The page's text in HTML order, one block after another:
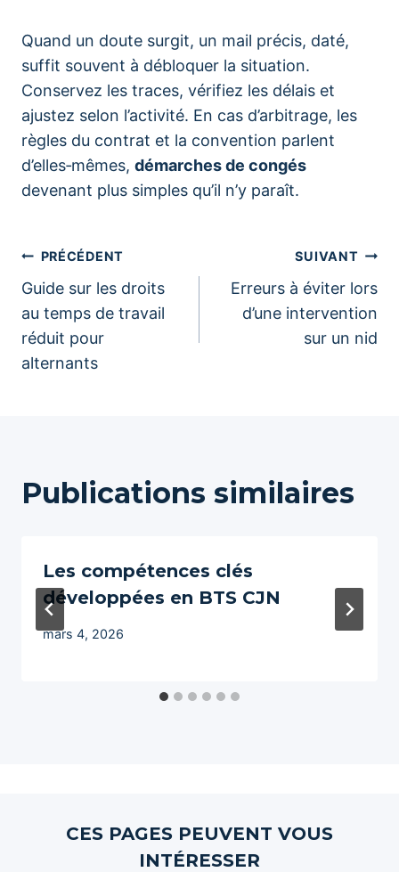
Quand un doute surgit, un mail précis, daté,
suffit souvent à débloquer la situation.
Conservez les traces, vérifiez les délais et
ajustez selon l’activité. En cas d’arbitrage, les
règles du contrat et la convention parlent
d’elles‑mêmes, démarches de congés
devenant plus simples qu’il n’y paraît.
Navigation
de
l’article
PRÉCÉDENT
Guide sur les droits
au temps de travail
réduit pour
alternants
SUIVANT
Erreurs à éviter lors
d’une intervention
sur un nid
Publications similaires
Les compétences clés
développées en BTS CJN
mars 4, 2026
CES PAGES PEUVENT VOUS
INTÉRESSER